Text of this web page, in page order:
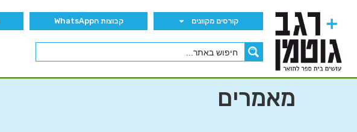
קורסים מקוונים קבוצות הWhatsApp
מאמרים